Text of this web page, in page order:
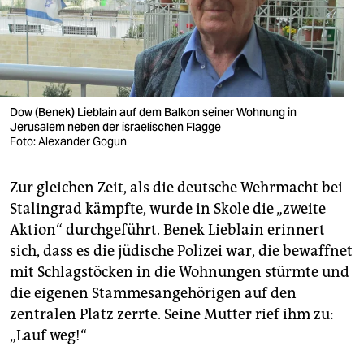
Dow (Benek) Lieblain auf dem Balkon seiner Wohnung in
Jerusalem neben der israelischen Flagge
Foto: Alexander Gogun
Zur gleichen Zeit, als die deutsche Wehrmacht bei
Stalingrad kämpfte, wurde in Skole die „zweite
Aktion“ durchgeführt. Benek Lieblain erinnert
sich, dass es die jüdische Polizei war, die bewaffnet
mit Schlagstöcken in die Wohnungen stürmte und
die eigenen Stammesangehörigen auf den
zentralen Platz zerrte. Seine Mutter rief ihm zu:
„Lauf weg!“